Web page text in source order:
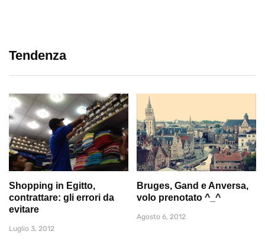
Tendenza
Shopping in Egitto,
contrattare: gli errori da
evitare
Luglio 3, 2012
Bruges, Gand e Anversa,
volo prenotato ^_^
Agosto 6, 2012